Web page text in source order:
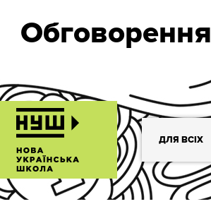
Обговорення
ДЛЯ ВСІХ